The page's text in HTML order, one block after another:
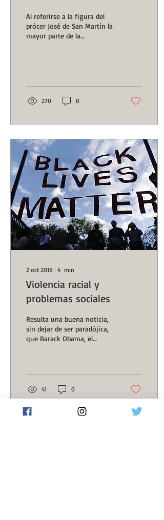
Al referirse a la figura del
prócer José de San Martín la
mayor parte de la
270 0
2 oct 2016 ∙ 4 min
Violencia racial y
problemas sociales
Resulta una buena noticia,
sin dejar de ser paradójica,
que Barack Obama, el
41 0